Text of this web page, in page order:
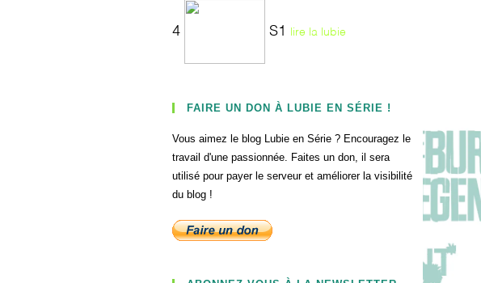
4 S1 lire la lubie
FAIRE UN DON À LUBIE EN SÉRIE !
Vous aimez le blog Lubie en Série ? Encouragez le
travail d'une passionnée. Faites un don, il sera
utilisé pour payer le serveur et améliorer la visibilité
du blog !